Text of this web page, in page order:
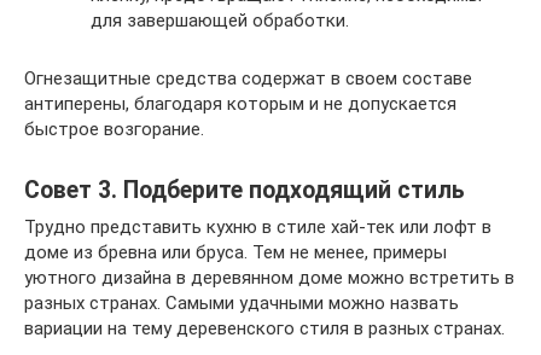
для завершающей обработки.
Огнезащитные средства содержат в своем составе
антиперены, благодаря которым и не допускается
быстрое возгорание.
Совет 3. Подберите подходящий стиль
Трудно представить кухню в стиле хай-тек или лофт в
доме из бревна или бруса. Тем не менее, примеры
уютного дизайна в деревянном доме можно встретить в
разных странах. Самыми удачными можно назвать
вариации на тему деревенского стиля в разных странах.